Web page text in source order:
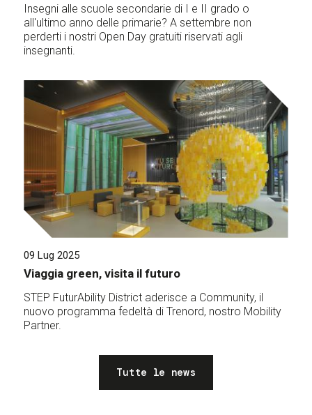
Insegni alle scuole secondarie di I e II grado o
all'ultimo anno delle primarie? A settembre non
perderti i nostri Open Day gratuiti riservati agli
insegnanti.
09 Lug 2025
Viaggia green, visita il futuro
STEP FuturAbility District aderisce a Community, il
nuovo programma fedeltà di Trenord, nostro Mobility
Partner.
Tutte le news